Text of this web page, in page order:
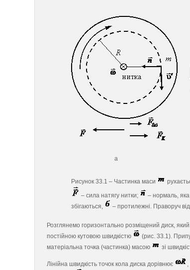
а
Рисунок 33.1 – Частинка маси
– сила натягу нитки;
– нормаль,
збігаються,
– протилежні. Праворуч
Розглянемо горизонтально розміщений диск,
постійною кутовою швидкістю
(рис. 33.1).
матеріальна точка (частинка) масою
зі
Лінійна швидкість точок кола диска дорівнює